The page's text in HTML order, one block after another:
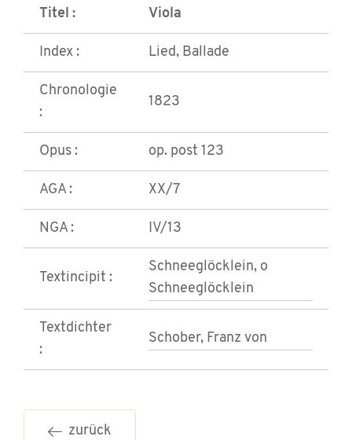
Titel : Viola
Index : Lied, Ballade
Chronologie
:
1823
Opus : op. post 123
AGA : XX/7
NGA : IV/13
Textincipit :
Schneeglöcklein, o
Schneeglöcklein
Textdichter
:
Schober, Franz von
zurück